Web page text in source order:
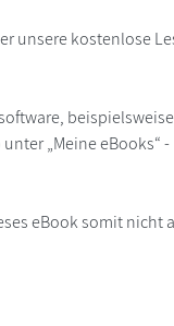
unsere kostenlose
„Meine
eBook somit nicht